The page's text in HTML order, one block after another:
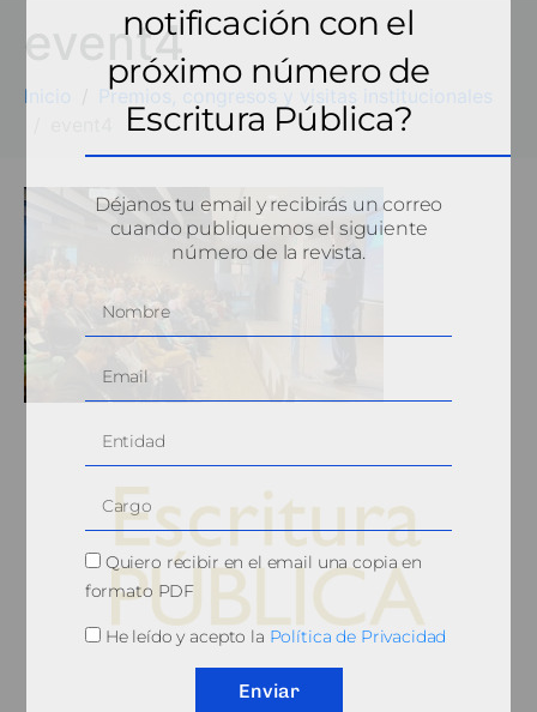
event4
Inicio
Premios, congresos y visitas institucionales
notificación con el
próximo número de
Escritura Pública?
Déjanos tu email y recibirás un correo
cuando publiquemos el siguiente
número de la revista.
Quiero recibir en el email una copia en
formato PDF
He leído y acepto la Política de Privacidad
Enviar